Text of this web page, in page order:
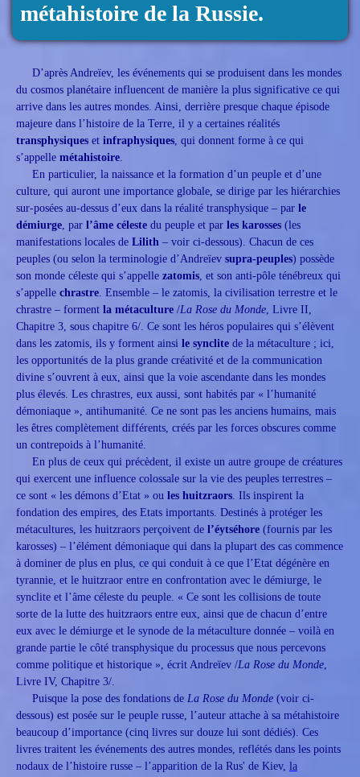
métahistoire de la Russie.
D’après Andreïev, les événements qui se produisent dans les mondes
du cosmos planétaire influencent de manière la plus significative ce qui
arrive dans les autres mondes. Ainsi, derrière presque chaque épisode
majeure dans l’histoire de la Terre, il y a certaines réalités
transphysiques et infraphysiques, qui donnent forme à ce qui
s’appelle métahistoire.
En particulier, la naissance et la formation d’un peuple et d’une
culture, qui auront une importance globale, se dirige par les hiérarchies
sur-posées au-dessus d’eux dans la réalité transphysique – par le
démiurge, par l’âme céleste du peuple et par les karosses (les
manifestations locales de Lilith – voir ci-dessous). Chacun de ces
peuples (ou selon la terminologie d’Andreïev supra-peuples) possède
son monde céleste qui s’appelle zatomis, et son anti-pôle ténébreux qui
s’appelle chrastre. Ensemble – le zatomis, la civilisation terrestre et le
chrastre – forment la métaculture /La Rose du Monde, Livre II,
Chapitre 3, sous chapitre 6/. Ce sont les héros populaires qui s’élèvent
dans les zatomis, ils y forment ainsi le synclite de la métaculture ; ici,
les opportunités de la plus grande créativité et de la communication
divine s’ouvrent à eux, ainsi que la voie ascendante dans les mondes
plus élevés. Les chrastres, eux aussi, sont habités par « l’humanité
démoniaque », antihumanité. Ce ne sont pas les anciens humains, mais
les êtres complètement différents, créés par les forces obscures comme
un contrepoids à l’humanité.
En plus de ceux qui précèdent, il existe un autre groupe de créatures
qui exercent une influence colossale sur la vie des peuples terrestres –
ce sont « les démons d’Etat » ou les huitzraors. Ils inspirent la
fondation des empires, des Etats importants. Destinés à protéger les
métacultures, les huitzraors perçoivent de l’éytséhore (fournis par les
karosses) – l’élément démoniaque qui dans la plupart des cas commence
à dominer de plus en plus, ce qui conduit à ce que l’Etat dégénère en
tyrannie, et le huitzraor entre en confrontation avec le démiurge, le
synclite et l’âme céleste du peuple. « Ce sont les collisions de toute
sorte de la lutte des huitzraors entre eux, ainsi que de chacun d’entre
eux avec le démiurge et le synode de la métaculture donnée – voilà en
grande partie le côté transphysique du processus que nous percevons
comme politique et historique », écrit Andreïev /La Rose du Monde,
Livre IV, Chapitre 3/.
Puisque la pose des fondations de La Rose du Monde (voir ci-
dessous) est posée sur le peuple russe, l’auteur attache à sa métahistoire
beaucoup d’importance (cinq livres sur douze lui sont dédiés). Ces
livres traitent les événements des autres mondes, reflétés dans les points
nodaux de l’histoire russe – l’apparition de la Rus' de Kiev, la